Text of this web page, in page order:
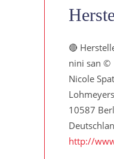
🔴
nini san ©
Nicole
10587
http://